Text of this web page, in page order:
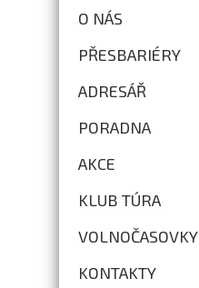
O NÁS
PŘESBARIÉRY
ADRESÁŘ
PORADNA
AKCE
KLUB TÚRA
VOLNOČASOVKY
KONTAKTY